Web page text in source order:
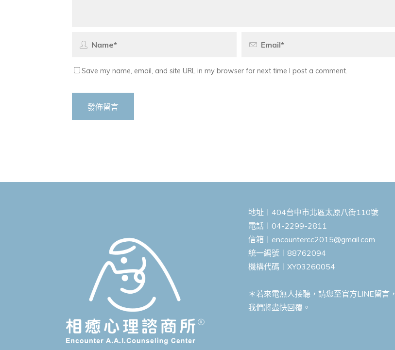
Save my name, email, and site URL in my browser for next time I post a comment.
地址︱404台中市北區太原八街110號
電話︱04-2299-2811
信箱︱ encountercc2015@gmail.com
統一編號︱88762094
機構代碼︱XY03260054
＊若來電無人接聽，請您至官方LINE留言，
我們將盡快回覆。